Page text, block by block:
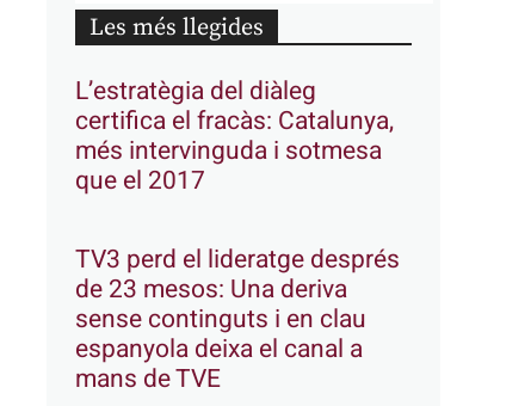
Les més llegides
L’estratègia del diàleg
certifica el fracàs: Catalunya,
més intervinguda i sotmesa
que el 2017
TV3 perd el lideratge després
de 23 mesos: Una deriva
sense continguts i en clau
espanyola deixa el canal a
mans de TVE